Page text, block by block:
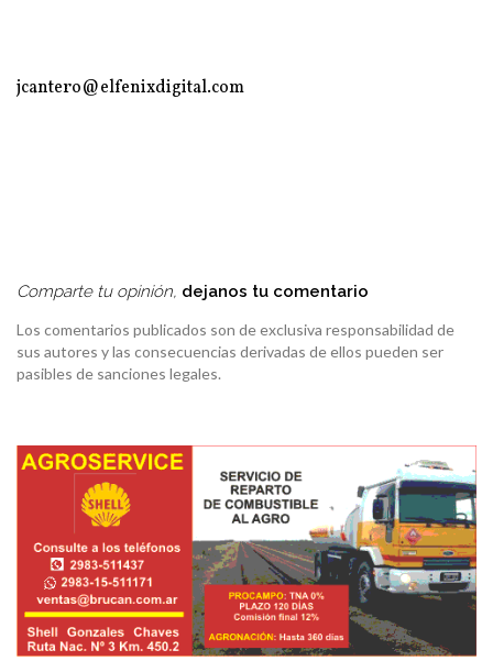
jcantero@elfenixdigital.com
Comparte tu opinión, dejanos tu comentario
Los comentarios publicados son de exclusiva responsabilidad de
sus autores y las consecuencias derivadas de ellos pueden ser
pasibles de sanciones legales.